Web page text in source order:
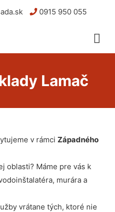
0915 950 055
Lamač
v rámci Západného
oblasti? Máme pre vás k
murára a
vrátane tých, ktoré nie